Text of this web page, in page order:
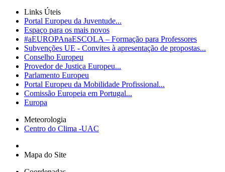
Links Úteis
Portal Europeu da Juventude...
Espaço para os mais novos
#aEUROPAnaESCOLA – Formação para Professores
Subvenções UE - Convites à apresentação de propostas...
Conselho Europeu
Provedor de Justiça Europeu...
Parlamento Europeu
Portal Europeu da Mobilidade Profissional...
Comissão Europeia em Portugal...
Europa
Meteorologia
Centro do Clima -UAC
Mapa do Site